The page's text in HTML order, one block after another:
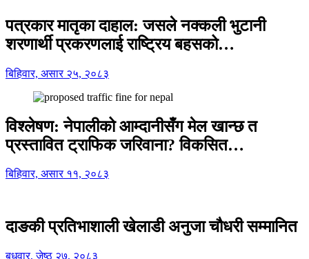
पत्रकार मातृका दाहाल: जसले नक्कली भुटानी
शरणार्थी प्रकरणलाई राष्ट्रिय बहसको…
बिहिवार, असार २५, २०८३
विश्लेषण: नेपालीको आम्दानीसँग मेल खान्छ त
प्रस्तावित ट्राफिक जरिवाना? विकसित…
बिहिवार, असार ११, २०८३
दाङकी प्रतिभाशाली खेलाडी अनुजा चौधरी सम्मानित
बुधवार, जेष्ठ २७, २०८३